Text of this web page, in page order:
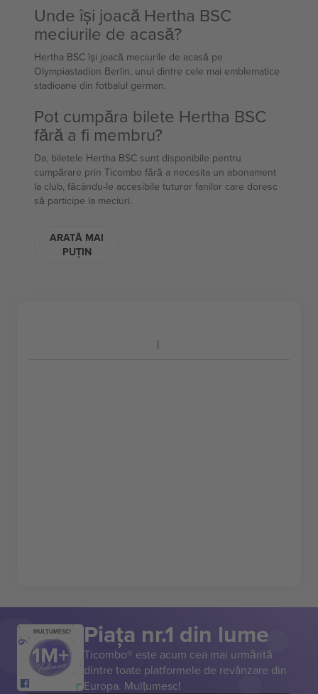
Unde își joacă Hertha BSC
meciurile de acasă?
Hertha BSC își joacă meciurile de acasă pe
Olympiastadion Berlin, unul dintre cele mai emblematice
stadioane din fotbalul german.
Pot cumpăra bilete Hertha BSC
fără a fi membru?
Da, biletele Hertha BSC sunt disponibile pentru
cumpărare prin Ticombo fără a necesita un abonament
la club, făcându-le accesibile tuturor fanilor care doresc
să participe la meciuri.
ARATĂ MAI
PUȚIN
MULȚUMESC! Piața nr.1 din lume
Ticombo® este acum cea mai urmărită
dintre toate platformele de revânzare din
Europa. Mulțumesc!